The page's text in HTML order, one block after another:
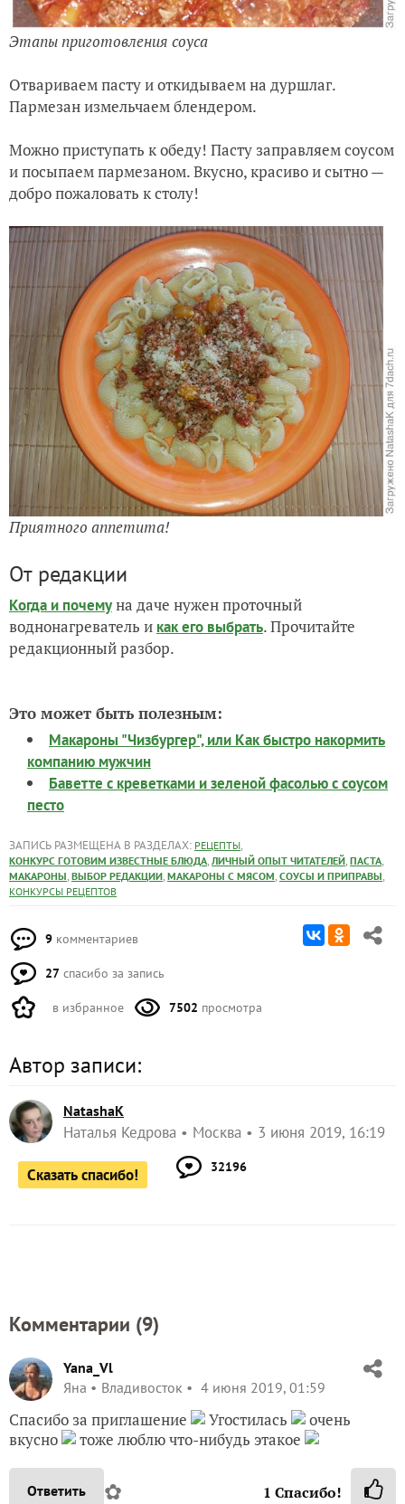
Этапы приготовления соуса
Отвариваем пасту и откидываем на дуршлаг.
Пармезан измельчаем блендером.
Можно приступать к обеду! Пасту заправляем соусом
и посыпаем пармезаном. Вкусно, красиво и сытно —
добро пожаловать к столу!
Приятного аппетита!
От редакции
Когда и почемуна даче нужен проточный
воднонагреватель и как его выбрать. Прочитайте
редакционный разбор.
Это может быть полезным:
Макароны "Чизбургер", или Как быстро накормить
компанию мужчин
Баветте с креветками и зеленой фасолью с соусом
песто
ЗАПИСЬ РАЗМЕЩЕНА В РАЗДЕЛАХ: РЕЦЕПТЫ,
КОНКУРС ГОТОВИМ ИЗВЕСТНЫЕ БЛЮДА, ЛИЧНЫЙ ОПЫТ ЧИТАТЕЛЕЙ, ПАСТА,
МАКАРОНЫ, ВЫБОР РЕДАКЦИИ, МАКАРОНЫ С МЯСОМ, СОУСЫ И ПРИПРАВЫ,
КОНКУРСЫ РЕЦЕПТОВ
9 комментариев
27 спасибо за запись
в избранное 7502 просмотра
Автор записи:
NatashaK
Наталья Кедрова Москва 3 июня 2019, 16:19
Сказать спасибо! 32196
Комментарии (9)
Yana_Vl
Яна
Владивосток 4 июня 2019, 01:59
Спасибо за приглашение Угостилась
очень
вкусно
тоже люблю что-нибудь этакое
Ответить ✿ 1 Спасибо!